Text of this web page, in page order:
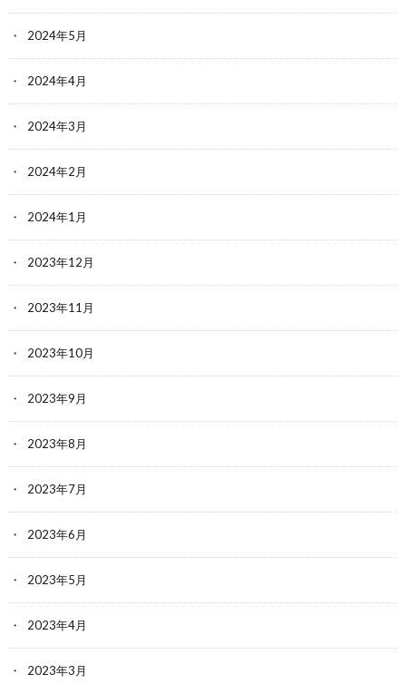
2024年5月
2024年4月
2024年3月
2024年2月
2024年1月
2023年12月
2023年11月
2023年10月
2023年9月
2023年8月
2023年7月
2023年6月
2023年5月
2023年4月
2023年3月